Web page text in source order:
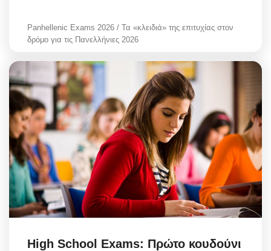
Panhellenic Exams 2026 / Τα «κλειδιά» της επιτυχίας στον
δρόμο για τις Πανελλήνιες 2026
High School Exams: Πρώτο κουδούνι